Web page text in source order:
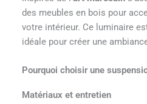
des meubles en bois pour
votre intérieur. Ce luminaire
idéale pour créer une
Pourquoi choisir une
Matériaux et entretien